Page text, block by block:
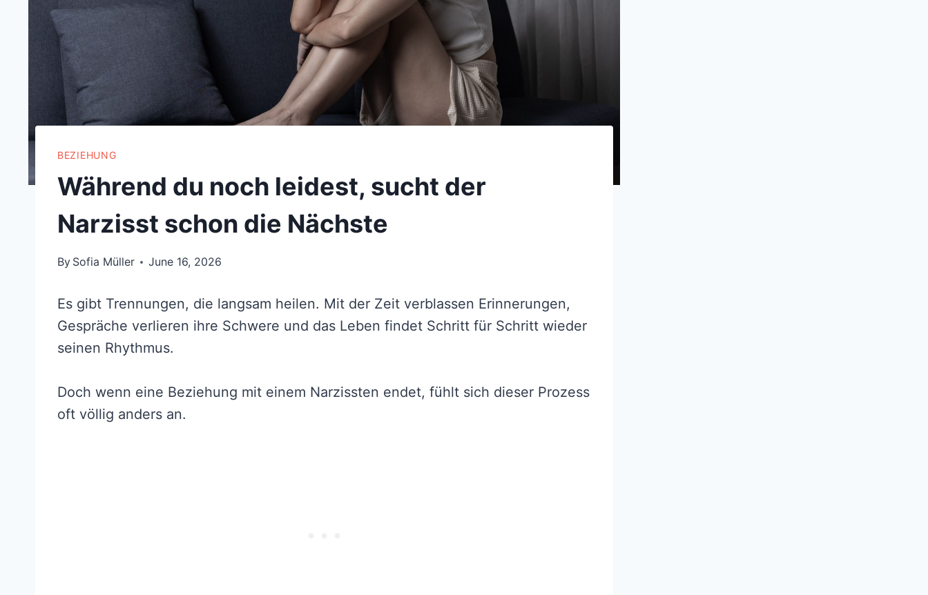
BEZIEHUNG
Während du noch leidest, sucht der
Narzisst schon die Nächste
By Sofia Müller June 16, 2026
Es gibt Trennungen, die langsam heilen. Mit der Zeit verblassen Erinnerungen,
Gespräche verlieren ihre Schwere und das Leben findet Schritt für Schritt wieder
seinen Rhythmus.
Doch wenn eine Beziehung mit einem Narzissten endet, fühlt sich dieser Prozess
oft völlig anders an.